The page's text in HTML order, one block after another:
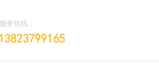
服务热线：